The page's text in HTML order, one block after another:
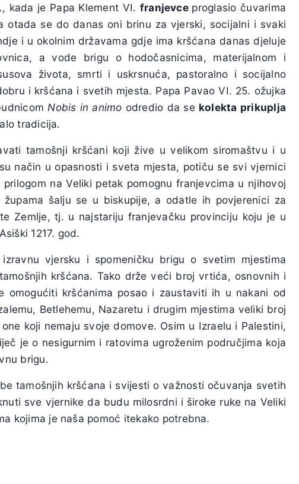
kada je Papa Klement VI. franjevce proglasio čuvarima
otada se do danas oni brinu za vjerski, socijalni i svaki
i u okolnim državama gdje ima kršćana danas djeluje
a vode brigu o hodočasnicima, materijalnom i
života, smrti i uskrsnuća, pastoralno i socijalno
i kršćana i svetih mjesta. Papa Pavao VI. 25. ožujka
Nobis in animo odredio da se kolekta prikuplja
tradicija.
tamošnji kršćani koji žive u velikom siromaštvu i u
način u opasnosti i sveta mjesta, potiču se svi vjernici
na Veliki petak pomognu franjevcima u njihovoj
šalju se u biskupije, a odatle ih povjerenici za
Zemlje, tj. u najstariju franjevačku provinciju koju je u
1217. god.
vjersku i spomeničku brigu o svetim mjestima
kršćana. Tako drže veći broj vrtića, osnovnih i
kršćanima posao i zaustaviti ih u nakani od
Betlehemu, Nazaretu i drugim mjestima veliki broj
koji nemaju svoje domove. Osim u Izraelu i Palestini,
je o nesigurnim i ratovima ugroženim područjima koja
brigu.
tamošnjih kršćana i svijesti o važnosti očuvanja svetih
sve vjernike da budu milosrdni i široke ruke na Veliki
kojima je naša pomoć itekako potrebna.